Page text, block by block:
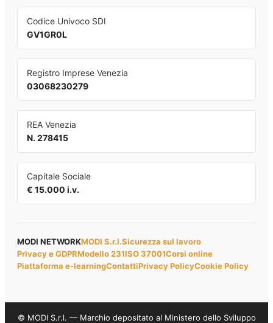
Codice Univoco SDI
GV1GR0L
Registro Imprese Venezia
03068230279
REA Venezia
N. 278415
Capitale Sociale
€ 15.000 i.v.
MODI NETWORKMODI S.r.l.Sicurezza sul lavoro
Privacy e GDPRModello 231ISO 37001Corsi online
Piattaforma e-learningContattiPrivacy PolicyCookie Policy
© MODI S.r.l. — Marchio depositato al Ministero dello Sviluppo